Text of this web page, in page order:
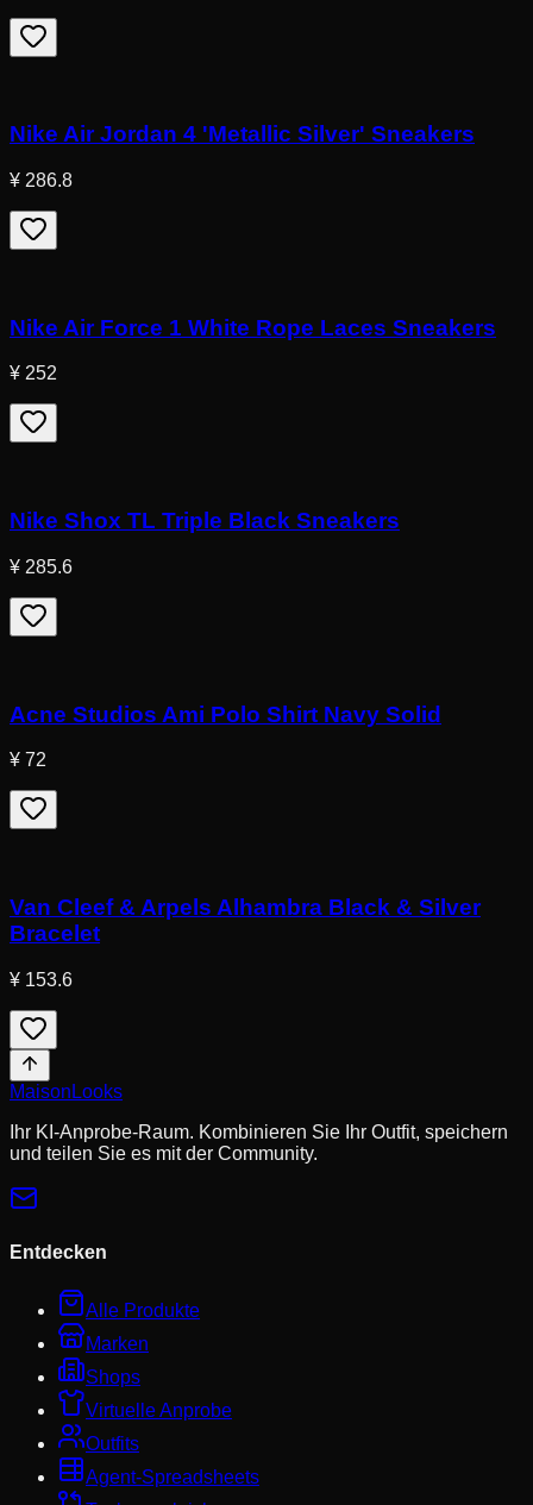
Nike Air Jordan 4 'Metallic Silver' Sneakers
¥ 286.8
Nike Air Force 1 White Rope Laces Sneakers
¥ 252
Nike Shox TL Triple Black Sneakers
¥ 285.6
Acne Studios Ami Polo Shirt Navy Solid
¥ 72
Van Cleef & Arpels Alhambra Black & Silver
Bracelet
¥ 153.6
MaisonLooks
Ihr KI-Anprobe-Raum. Kombinieren Sie Ihr Outfit, speichern
und teilen Sie es mit der Community.
Entdecken
Alle Produkte
Marken
Shops
Virtuelle Anprobe
Outfits
Agent-Spreadsheets